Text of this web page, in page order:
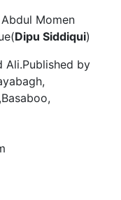
Momen
Dipu Siddiqui)
Ali.Published by